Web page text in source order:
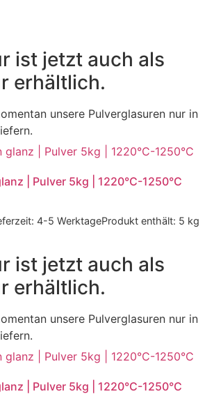
ist jetzt auch als
erhältlich.
unsere Pulverglasuren nur in
| Pulver 5kg | 1220°C-1250°C
4-5 WerktageProdukt enthält: 5 kg
ist jetzt auch als
erhältlich.
unsere Pulverglasuren nur in
| Pulver 5kg | 1220°C-1250°C